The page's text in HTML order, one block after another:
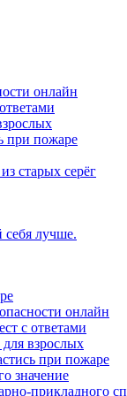
онлайн
при пожаре
старых серёг
себя лучше.
онлайн
с ответами
взрослых
при пожаре
значение
прикладного